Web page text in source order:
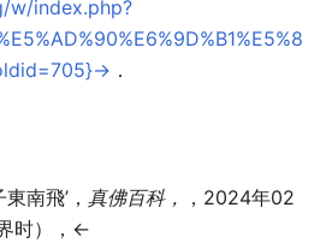
w/index.php?
>．
南飛’， 真佛百科，
，2024年02
时），<